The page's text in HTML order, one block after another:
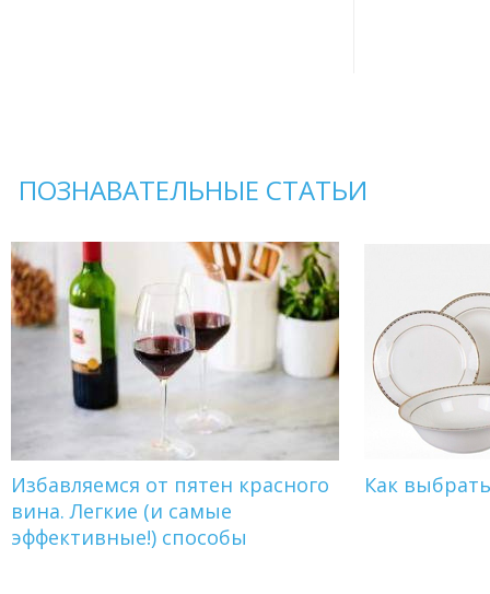
ПОЗНАВАТЕЛЬНЫЕ СТАТЬИ
Избавляемся от пятен красного
вина. Легкие (и самые
эффективные!) способы
Как